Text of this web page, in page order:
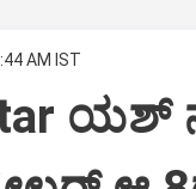
AM IST
ಯಶ್‌